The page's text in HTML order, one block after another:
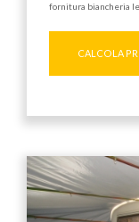
fornitura biancheria
CALCOLA